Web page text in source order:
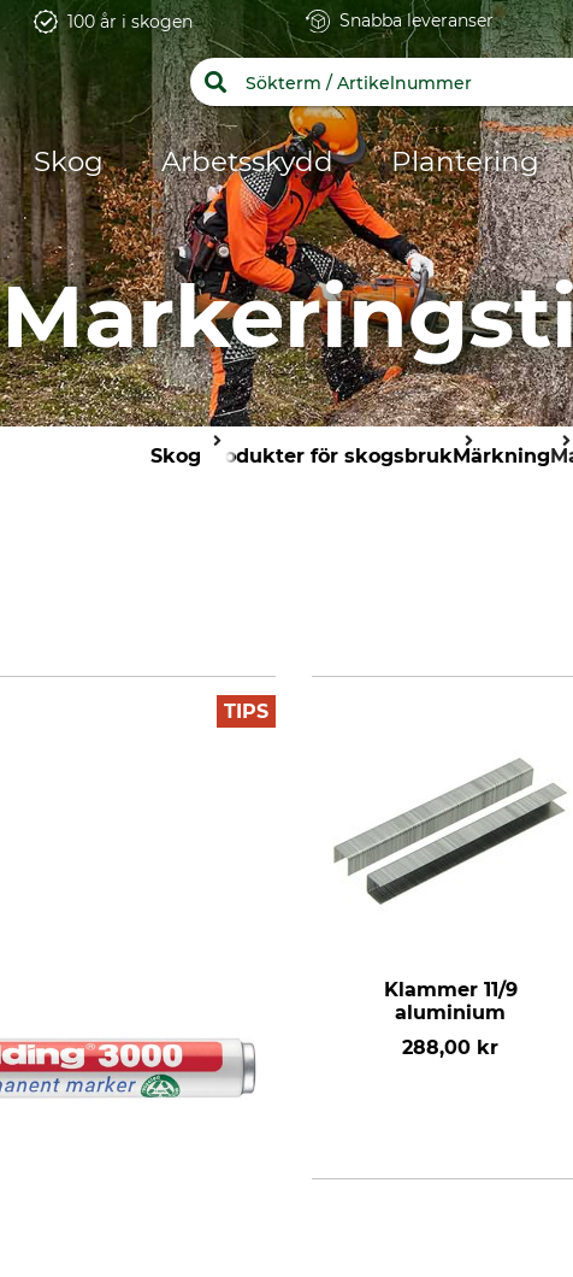
100 år i skogen Snabba leveranser
Skog Arbetsskydd Plantering
Skog Produkter för skogsbrukMärkning
TIPS
Klammer 11/9
aluminium
288,00 kr